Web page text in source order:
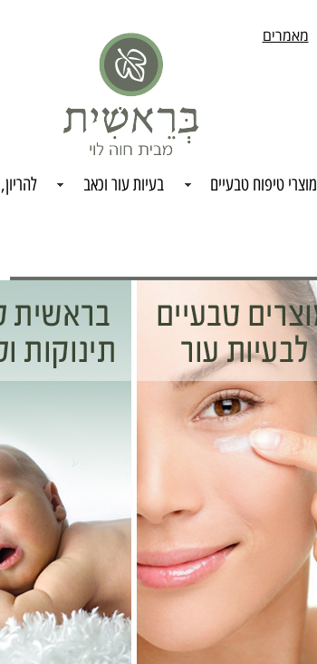
מאמרים
מוצרי טיפוח טבעיים בעיות עור וכאב